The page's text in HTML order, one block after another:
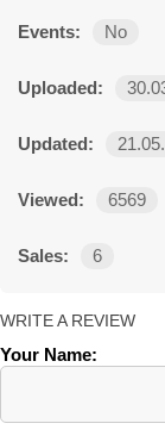
Events: No
Uploaded:
Updated:
Viewed: 6569
Sales: 6
WRITE A REVIEW
Your Name: